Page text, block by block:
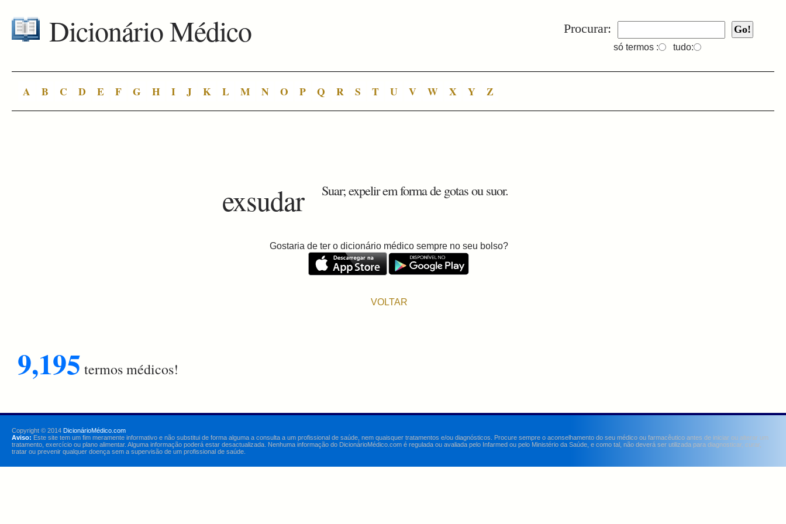
Procurar:
só termos : tudo:
Dicionário Médico
A B C D E F G H I J K L M N O P Q R S T U V W X Y Z
exsudar Suar; expelir em forma de gotas ou suor.
Gostaria de ter o dicionário médico sempre no seu bolso?
VOLTAR
9,195 termos médicos!
Copyright © 2014 DicionárioMédico.com
Aviso: Este site tem um fim meramente informativo e não substitui de forma alguma a consulta a um profissional de saúde, nem quaisquer tratamentos e/ou diagnósticos. Procure sempre o aconselhamento do seu médico ou farmacêutico antes de iniciar ou alterar um
tratamento, exercício ou plano alimentar. Alguma informação poderá estar desactualizada. Nenhuma informação do DicionárioMédico.com é regulada ou avaliada pelo Infarmed ou pelo Ministério da Saúde, e como tal, não deverá ser utilizada para diagnosticar, curar,
tratar ou prevenir qualquer doença sem a supervisão de um profissional de saúde.